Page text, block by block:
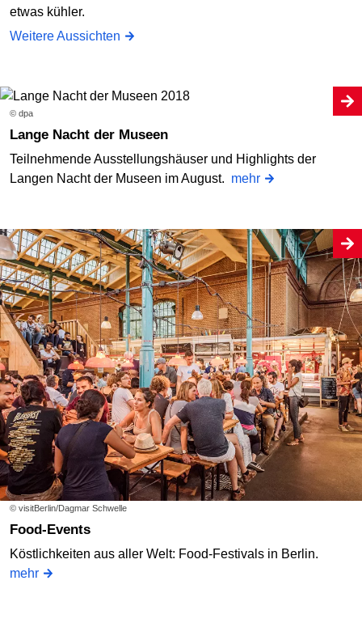
etwas kühler.
Weitere Aussichten
© dpa
Lange Nacht der Museen
Teilnehmende Ausstellungshäuser und Highlights der
Langen Nacht der Museen im August. mehr
© visitBerlin/Dagmar Schwelle
Food-Events
Köstlichkeiten aus aller Welt: Food-Festivals in Berlin.
mehr